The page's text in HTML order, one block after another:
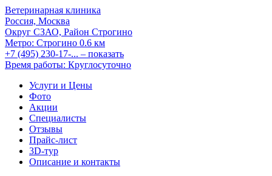
Ветеринарная клиника
Россия, Москва
Округ СЗАО, Район Строгино
Метро: Строгино 0.6 км
+7 (495) 230-17-... – показать
Время работы: Круглосуточно
Услуги и Цены
Фото
Акции
Специалисты
Отзывы
Прайс-лист
3D-тур
Описание и контакты